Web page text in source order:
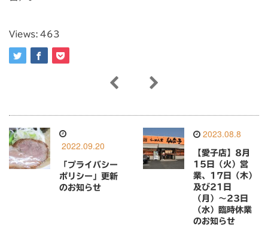
Views: 463
2022.09.20
「プライバシー
ポリシー」更新
のお知らせ
2023.08.8
【愛子店】8月
15日（火）営
業、17日（木）
及び21日
（月）〜23日
（水）臨時休業
のお知らせ